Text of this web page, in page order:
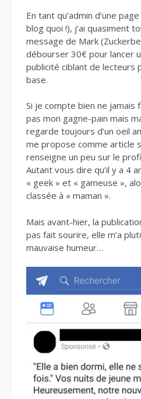
En tant qu’admin d’une
blog quoi !), j’ai quasiment
message de Mark
débourser 30€ pour lancer
publicité ciblant de lecteurs
base.
Si je compte bien ne jamais
pas mon gagne-pain mais
regarde toujours d’un oeil
me propose comme article
renseigne un peu sur le
Autant vous dire qu’il y a 4
« geek » et « gameuse »,
classée à « maman ».
Mais avant-hier, la
pas fait sourire, elle m’a
mauvaise humeur…